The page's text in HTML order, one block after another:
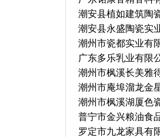
潮安县植如建筑陶
潮安县永盛陶瓷实
潮州市瓷都实业有
广东多乐乳业有限
潮州市枫溪长美雅
潮州市庵埠溜龙金
潮州市枫溪湖厦色
普宁市金兴粮油食
罗定市九龙家具有